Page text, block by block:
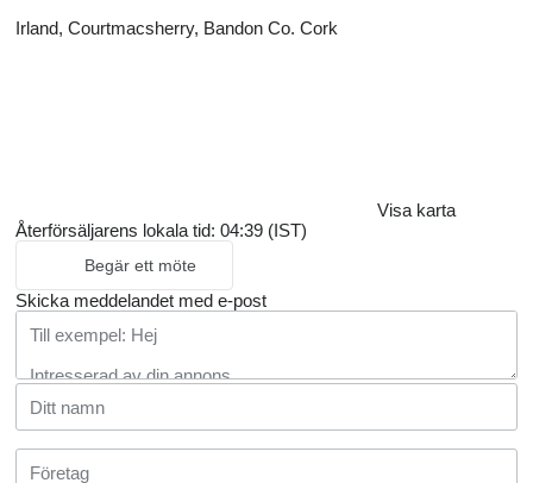
Irland, Courtmacsherry, Bandon Co. Cork
Visa karta
Återförsäljarens lokala tid: 04:39 (IST)
Begär ett möte
Skicka meddelandet med e-post